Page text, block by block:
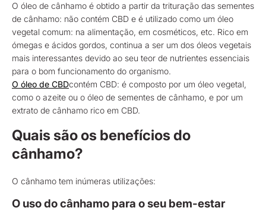
O óleo de cânhamo é obtido a partir da trituração das sementes
de cânhamo: não contém CBD e é utilizado como um óleo
vegetal comum: na alimentação, em cosméticos, etc. Rico em
ómegas e ácidos gordos, continua a ser um dos óleos vegetais
mais interessantes devido ao seu teor de nutrientes essenciais
para o bom funcionamento do organismo.
O óleo de CBDcontém CBD: é composto por um óleo vegetal,
como o azeite ou o óleo de sementes de cânhamo, e por um
extrato de cânhamo rico em CBD.
Quais são os benefícios do
cânhamo?
O cânhamo tem inúmeras utilizações:
O uso do cânhamo para o seu bem-estar